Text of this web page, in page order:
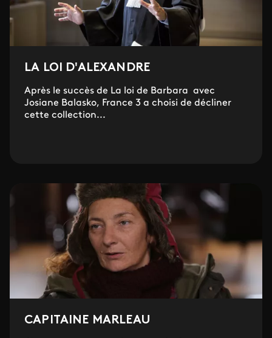
LA LOI D'ALEXANDRE
Après le succès de La loi de Barbara avec
Josiane Balasko, France 3 a choisi de décliner
cette collection...
CAPITAINE MARLEAU